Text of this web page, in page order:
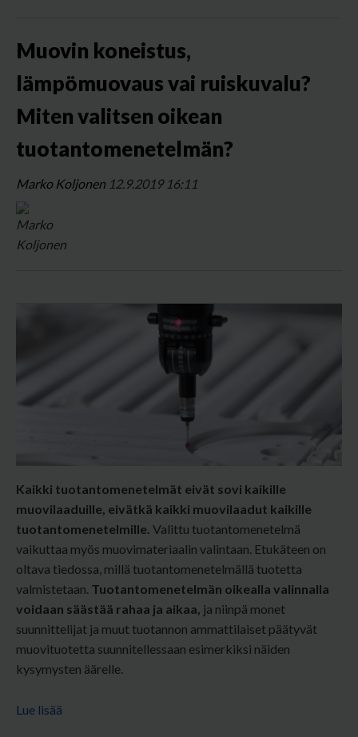
Muovin koneistus,
lämpömuovaus vai ruiskuvalu?
Miten valitsen oikean
tuotantomenetelmän?
Marko Koljonen 12.9.2019 16:11
Kaikki tuotantomenetelmät eivät sovi kaikille
muovilaaduille, eivätkä kaikki muovilaadut kaikille
tuotantomenetelmille. Valittu tuotantomenetelmä
vaikuttaa myös muovimateriaalin valintaan. Etukäteen on
oltava tiedossa, millä tuotantomenetelmällä tuotetta
valmistetaan. Tuotantomenetelmän oikealla valinnalla
voidaan säästää rahaa ja aikaa, ja niinpä monet
suunnittelijat ja muut tuotannon ammattilaiset päätyvät
muovituotetta suunnitellessaan esimerkiksi näiden
kysymysten äärelle.
Lue lisää